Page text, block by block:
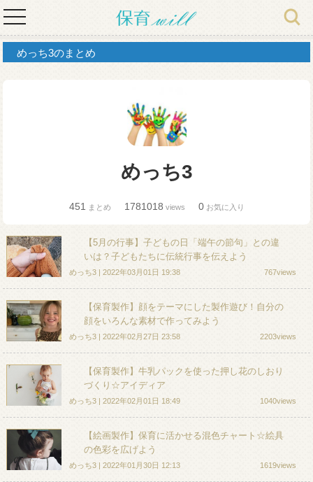
めっち3のまとめ
めっち3
451 まとめ 1781018 views 0 お気に入り
【5月の行事】子どもの日「端午の節句」との違
いは？子どもたちに伝統行事を伝えよう
めっち3 | 2022年03月01日 19:38 767views
【保育製作】顔をテーマにした製作遊び！自分の
顔をいろんな素材で作ってみよう
めっち3 | 2022年02月27日 23:58 2203views
【保育製作】牛乳パックを使った押し花のしおり
づくり☆アイディア
めっち3 | 2022年02月01日 18:49 1040views
【絵画製作】保育に活かせる混色チャート☆絵具
の色彩を広げよう
めっち3 | 2022年01月30日 12:13 1619views
toggle